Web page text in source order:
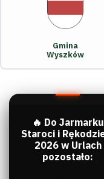
Gmina
Wyszków
🔥 Do Jarmarku
Staroci i
2026 w Urlach
pozostało: